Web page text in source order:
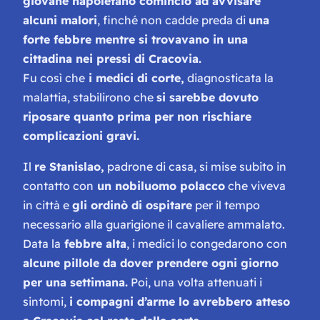
alcuni malori, finché non cadde preda di una
forte febbre mentre si trovavano in una
cittadina nei pressi di Cracovia.
Fu così che i medici di corte, diagnosticata la
malattia, stabilirono che si sarebbe dovuto
riposare quanto prima per non rischiare
complicazioni gravi.
Il re Stanislao, padrone di casa, si mise subito in
contatto con un nobiluomo polacco che viveva
in città e gli ordinò di ospitare per il tempo
necessario alla guarigione il cavaliere ammalato.
Data la febbre alta, i medici lo congedarono con
alcune pillole da dover prendere ogni giorno
per una settimana. Poi, una volta attenuati i
sintomi, i compagni d’arme lo avrebbero atteso